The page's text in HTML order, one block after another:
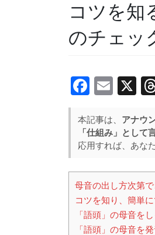
コツを知
のチェッ
F
c
e
o
o
k
E
ail
X
本記事は、 アナウ
「仕組み」として
応用すれば、あな
母音の出し方次第
コツを知り、簡単
「語頭」の母音を
「語頭」の母音を